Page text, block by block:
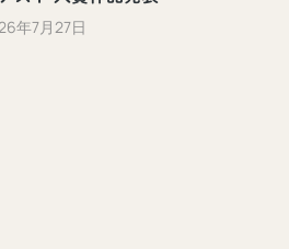
年7月27日